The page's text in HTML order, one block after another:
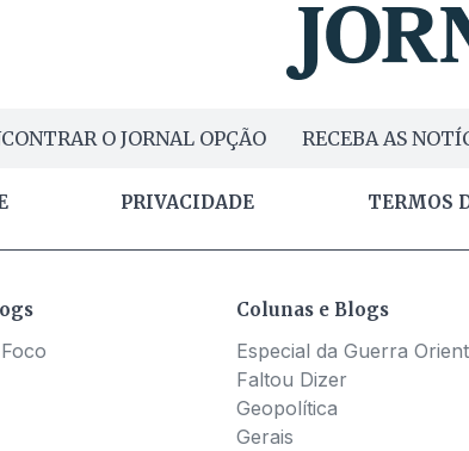
O JORNAL OPÇÃO RECEBA AS
PRIVACIDADE TERMOS
Colunas e Blogs
Especial da Guerra
Faltou Dizer
Geopolítica
Gerais